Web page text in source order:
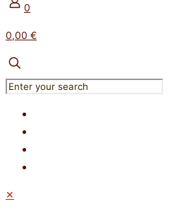
0
0,00 €
✕